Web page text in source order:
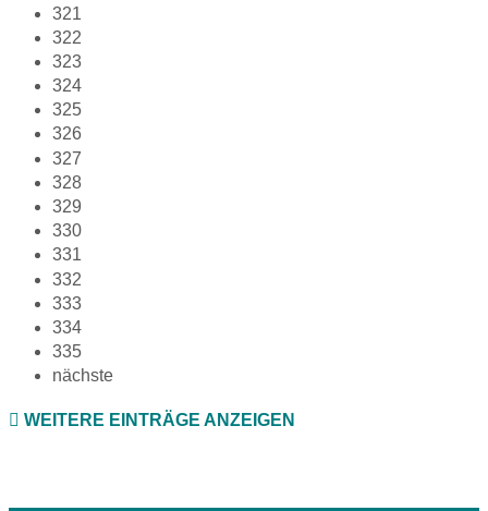
321
322
323
324
325
326
327
328
329
330
331
332
333
334
335
nächste
WEITERE EINTRÄGE ANZEIGEN